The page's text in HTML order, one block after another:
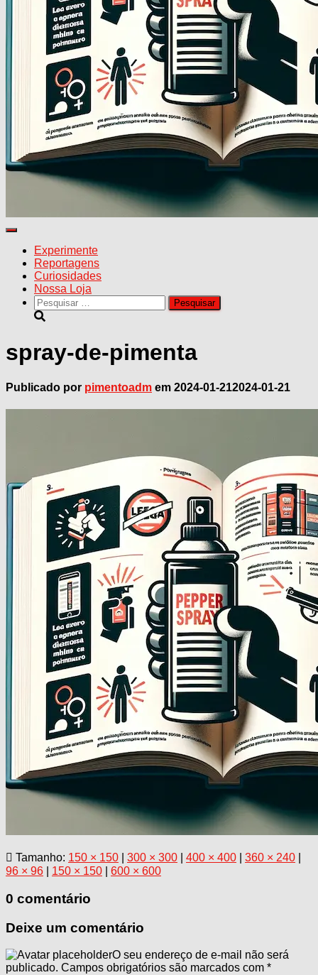
Alternar
navegaçãoExperimente
Reportagens
Curiosidades
Nossa Loja
Pesquisar
por:
spray-de-pimenta
Publicado por pimentoadm em 2024-01-212024-01-21
Tamanho: 150 × 150 300 × 300 400 × 400 360 × 240
96 × 96
150 × 150 600 × 600
0 comentário
Deixe um comentário
O seu endereço de e-mail não será
publicado. Campos obrigatórios são marcados com *